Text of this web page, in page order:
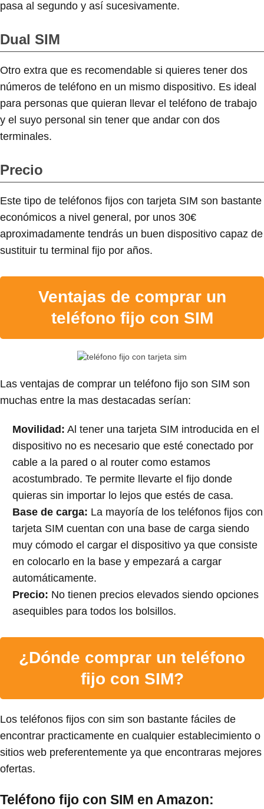
pasa al segundo y así sucesivamente.
Dual SIM
Otro extra que es recomendable si quieres tener dos
números de teléfono en un mismo dispositivo. Es ideal
para personas que quieran llevar el teléfono de trabajo
y el suyo personal sin tener que andar con dos
terminales.
Precio
Este tipo de teléfonos fijos con tarjeta SIM son bastante
económicos a nivel general, por unos 30€
aproximadamente tendrás un buen dispositivo capaz de
sustituir tu terminal fijo por años.
Ventajas de comprar un
teléfono fijo con SIM
Las ventajas de comprar un teléfono fijo son SIM son
muchas entre la mas destacadas serían:
Movilidad: Al tener una tarjeta SIM introducida en el
dispositivo no es necesario que esté conectado por
cable a la pared o al router como estamos
acostumbrado. Te permite llevarte el fijo donde
quieras sin importar lo lejos que estés de casa.
Base de carga: La mayoría de los teléfonos fijos con
tarjeta SIM cuentan con una base de carga siendo
muy cómodo el cargar el dispositivo ya que consiste
en colocarlo en la base y empezará a cargar
automáticamente.
Precio: No tienen precios elevados siendo opciones
asequibles para todos los bolsillos.
¿Dónde comprar un teléfono
fijo con SIM?
Los teléfonos fijos con sim son bastante fáciles de
encontrar practicamente en cualquier establecimiento o
sitios web preferentemente ya que encontraras mejores
ofertas.
Teléfono fijo con SIM en Amazon: